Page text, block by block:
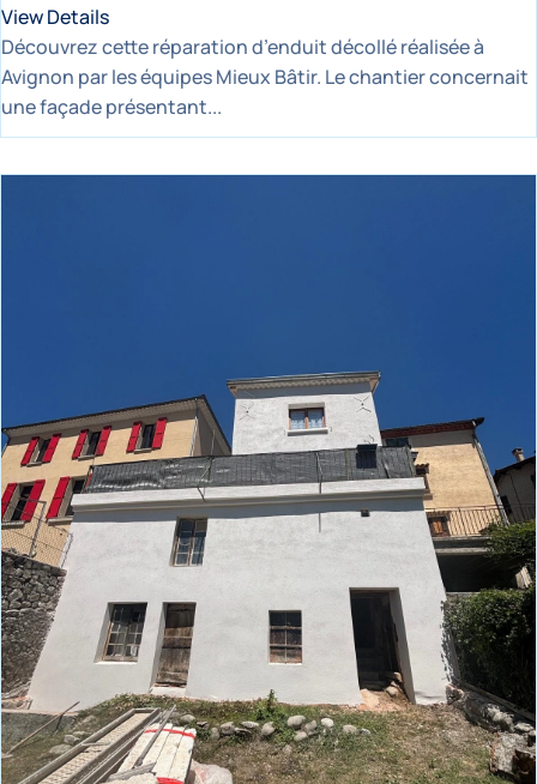
View Details
Découvrez cette réparation d’enduit décollé réalisée à
Avignon par les équipes Mieux Bâtir. Le chantier concernait
une façade présentant...